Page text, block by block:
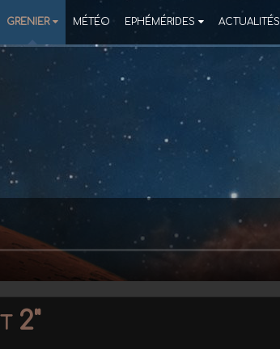
GRENIER MÉTÉO EPHÉMÉRIDES ACTUALITÉS
2"